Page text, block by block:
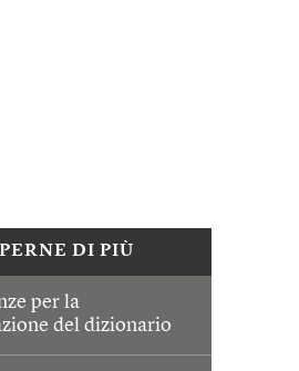
DI PIÙ
per la
del dizionario